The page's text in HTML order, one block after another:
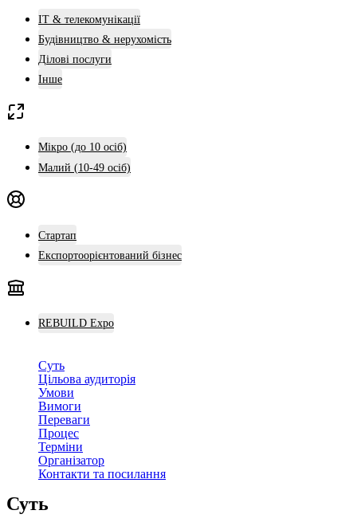
ІТ & телекомунікації
Будівництво & нерухомість
Ділові послуги
Інше
Мікро (до 10 осіб)
Малий (10-49 осіб)
Стартап
Експортоорієнтований бізнес
REBUILD Expo
Суть
Цільова аудиторія
Умови
Вимоги
Переваги
Процес
Терміни
Організатор
Контакти та посилання
Суть